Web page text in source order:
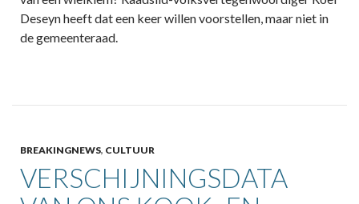
Deseyn heeft dat een keer willen voorstellen, maar niet in
de gemeenteraad.
BREAKINGNEWS, CULTUUR
VERSCHIJNINGSDATA